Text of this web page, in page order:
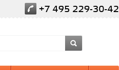
+7 495 229-30-42